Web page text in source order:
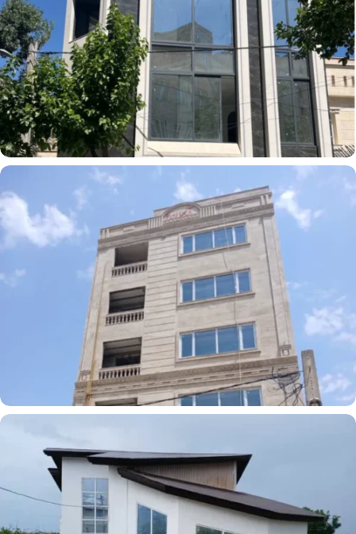
پنجره کشویی پنجره لولایی ترمال بریک
پروژه مهندس جعفری
درب و پنجره درب و پنجره یوپی وی سی
پروژه آقای فلاح
درب و پنجره